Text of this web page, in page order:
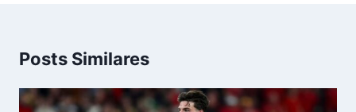
Posts Similares